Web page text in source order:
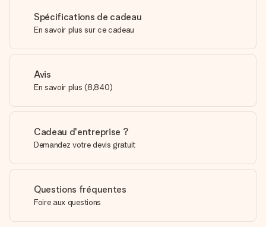
Spécifications de cadeau
En savoir plus sur ce cadeau
Avis
En savoir plus (8,840)
Cadeau d'entreprise ?
Demandez votre devis gratuit
Questions fréquentes
Foire aux questions